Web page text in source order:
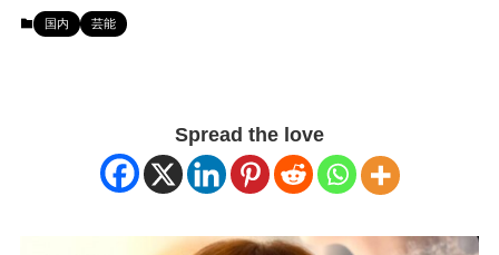
国内 芸能
Spread the love